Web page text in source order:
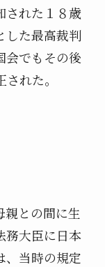
された１８歳
した最高裁判
会でもその後
れた。
との間に生
務大臣に日本
、当時の規定